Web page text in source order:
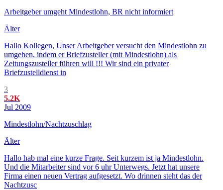
Arbeitgeber umgeht Mindestlohn, BR nicht informiert
Älter
Hallo Kollegen, Unser Arbeitgeber versucht den Mindestlohn zu
umgehen, indem er Briefzusteller (mit Mindestlohn) als
Zeitungszusteller führen will !!! Wir sind ein privater
Briefzustelldienst in
3
5.2K
Jul 2009
Mindestlohn/Nachtzuschlag
Älter
Hallo hab mal eine kurze Frage. Seit kurzem ist ja Mindestlohn.
Und die Mitarbeiter sind vor 6 uhr Unterwegs. Jetzt hat unsere
Firma einen neuen Vertrag aufgesetzt. Wo drinnen steht das der
Nachtzusc